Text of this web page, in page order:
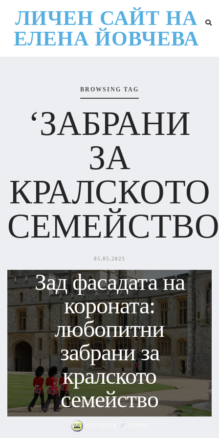
ЛИЧЕН САЙТ НА
ЕЛЕНА ЙОВЧЕВА
BROWSING TAG
‘ЗАБРАНИ
ЗА
КРАЛСКОТО
05.05.2025
Зад фасадата на
короната:
любопитни
забрани за
кралското
семейство
IOVCHEVA